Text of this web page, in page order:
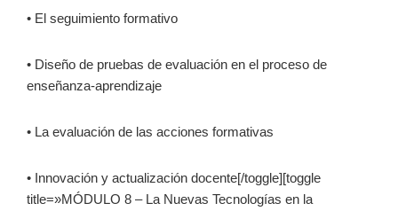
• El seguimiento formativo
• Diseño de pruebas de evaluación en el proceso de
enseñanza-aprendizaje
• La evaluación de las acciones formativas
• Innovación y actualización docente[/toggle][toggle
title=»MÓDULO 8 – La Nuevas Tecnologías en la